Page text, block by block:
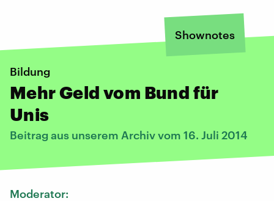
Shownotes
Bildung
Mehr Geld vom Bund für
Unis
Beitrag aus unserem Archiv vom 16. Juli 2014
Moderator: